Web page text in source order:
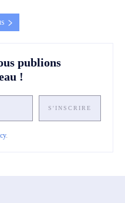
publions
!
S'INSCRIRE
.